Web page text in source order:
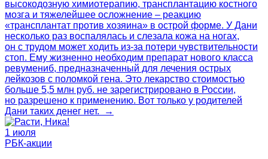
высокодозную химиотерапию, трансплантацию костного
мозга и тяжелейшее осложнение – реакцию
«трансплантат против хозяина» в острой форме. У Дани
несколько раз воспалялась и слезала кожа на ногах,
он с трудом может ходить из-за потери чувствительности
стоп. Ему жизненно необходим препарат нового класса
ревумениб, предназначенный для лечения острых
лейкозов с поломкой гена. Это лекарство стоимостью
больше 5,5 млн руб. не зарегистрировано в России,
но разрешено к применению. Вот только у родителей
Дани таких денег нет. →
1 июля
РБК-акции